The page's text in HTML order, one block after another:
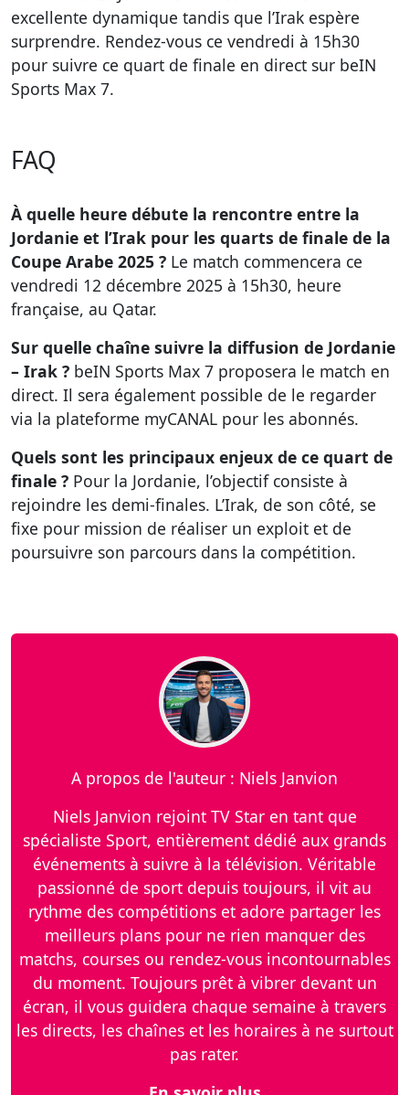
excellente dynamique tandis que l’Irak espère
surprendre. Rendez-vous ce vendredi à 15h30
pour suivre ce quart de finale en direct sur beIN
Sports Max 7.
FAQ
À quelle heure débute la rencontre entre la
Jordanie et l’Irak pour les quarts de finale de la
Coupe Arabe 2025 ? Le match commencera ce
vendredi 12 décembre 2025 à 15h30, heure
française, au Qatar.
Sur quelle chaîne suivre la diffusion de Jordanie
– Irak ? beIN Sports Max 7 proposera le match en
direct. Il sera également possible de le regarder
via la plateforme myCANAL pour les abonnés.
Quels sont les principaux enjeux de ce quart de
finale ? Pour la Jordanie, l’objectif consiste à
rejoindre les demi-finales. L’Irak, de son côté, se
fixe pour mission de réaliser un exploit et de
poursuivre son parcours dans la compétition.
A propos de l'auteur : Niels Janvion
Niels Janvion rejoint TV Star en tant que
spécialiste Sport, entièrement dédié aux grands
événements à suivre à la télévision. Véritable
passionné de sport depuis toujours, il vit au
rythme des compétitions et adore partager les
meilleurs plans pour ne rien manquer des
matchs, courses ou rendez-vous incontournables
du moment. Toujours prêt à vibrer devant un
écran, il vous guidera chaque semaine à travers
les directs, les chaînes et les horaires à ne surtout
pas rater.